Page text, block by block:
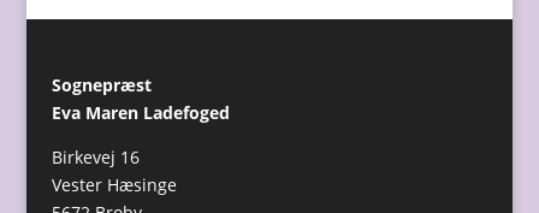
Sognepræst
Eva Maren Ladefoged
Birkevej 16
Vester Hæsinge